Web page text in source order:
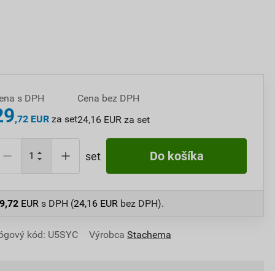
s DPH
,72 EUR za set
Cena bez DPH
24,16 EUR za set
set Do košíka
EUR s DPH (24,16 EUR bez DPH).
kód: U5SYC Výrobca Stachema